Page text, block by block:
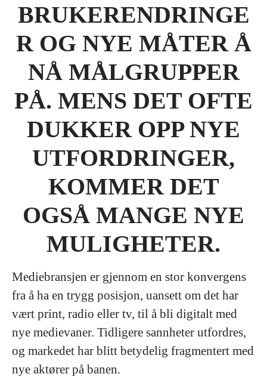
BRUKERENDRINGE
R OG NYE MÅTER Å
NÅ MÅLGRUPPER
PÅ. MENS DET OFTE
DUKKER OPP NYE
UTFORDRINGER,
KOMMER DET
OGSÅ MANGE NYE
MULIGHETER.
Mediebransjen er gjennom en stor konvergens
fra å ha en trygg posisjon, uansett om det har
vært print, radio eller tv, til å bli digitalt med
nye medievaner. Tidligere sannheter utfordres,
og markedet har blitt betydelig fragmentert med
nye aktører på banen.